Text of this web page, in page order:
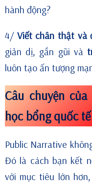
hành động?
4/ Viết chân thật và
giản dị, gần gũi và
luôn tạo ấn tượng
Câu chuyện
học bổng quốc tế
Public Narrative
Đó là cách bạn kết
với mục tiêu lớn